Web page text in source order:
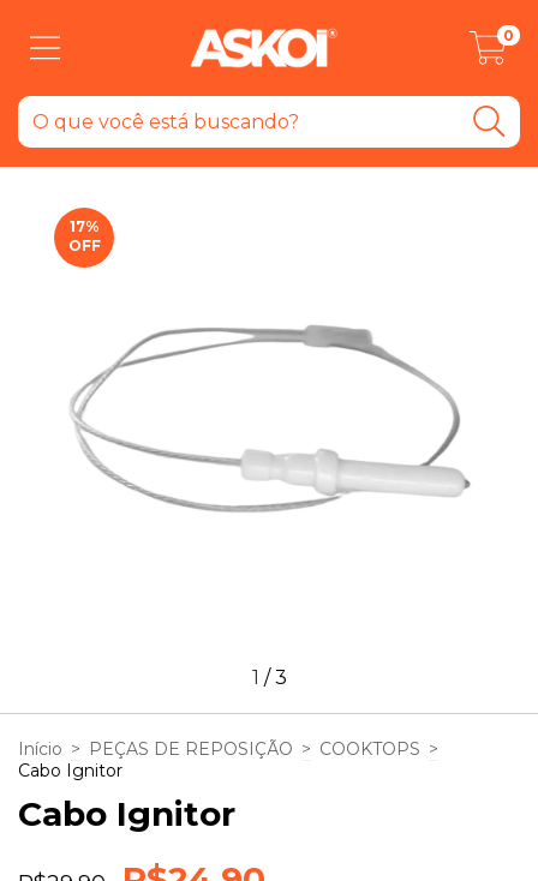
0
17%
OFF
1 /3
Início > PEÇAS DE REPOSIÇÃO > COOKTOPS >
Cabo Ignitor
Cabo Ignitor